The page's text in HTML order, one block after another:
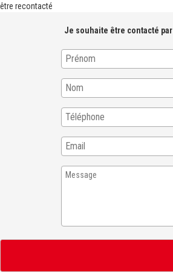
être recontacté
Je souhaite être contacté par